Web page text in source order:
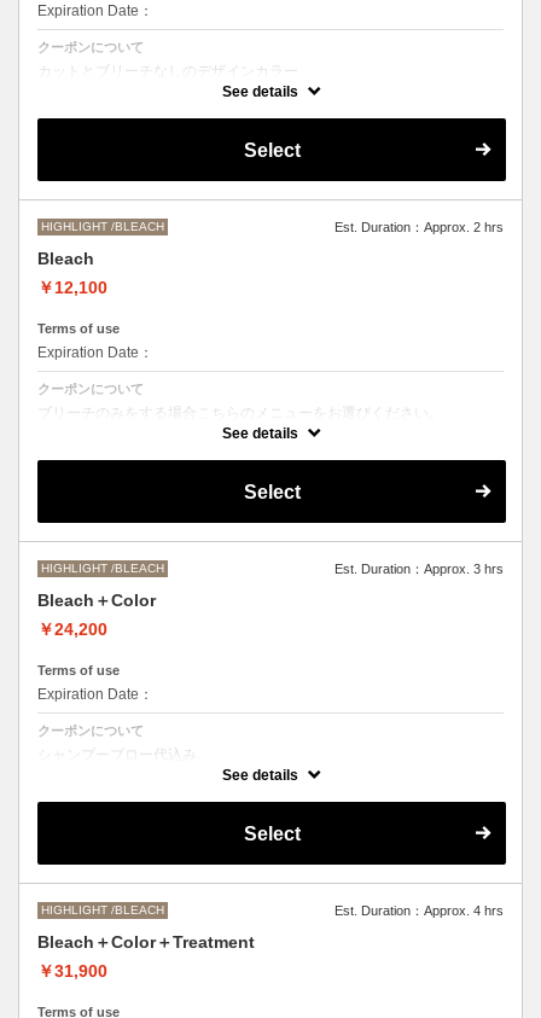
Expiration Date：
クーポンについて
カットとブリーチなしのデザインカラー
デザインによって施術時間、お値段前後する場合がございます。
M ¥＋1100 L¥＋1650 LL¥＋2200
See details
Select
HIGHLIGHT /BLEACH Est. Duration：Approx. 2 hrs
Bleach
￥12,100
Terms of use
Expiration Date：
クーポンについて
ブリーチのみをする場合こちらのメニューをお選びください。
別途シャンプーブロー代￥3300 頂戴いたします。
●ご希望の色やデザインによっては１度のブリーチでは表現できない場
●髪の長さにより別途ロング料金を頂戴いたします。
See details
Select
HIGHLIGHT /BLEACH Est. Duration：Approx. 3 hrs
Bleach＋Color
￥24,200
Terms of use
Expiration Date：
クーポンについて
シャンプーブロー代込み
ブリーチオンカラーをご希望の方はこちらを選択くださいませ。
●ご希望の色やカラー履歴、デザインによっては一度のブリーチでは表
M ¥＋1100 L¥＋1650 LL¥＋2200
See details
Select
HIGHLIGHT /BLEACH Est. Duration：Approx. 4 hrs
Bleach＋Color＋Treatment
￥31,900
Terms of use